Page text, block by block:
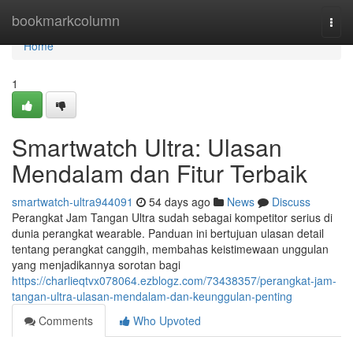
bookmarkcolumn
Home
Home
1
Smartwatch Ultra: Ulasan
Mendalam dan Fitur Terbaik
smartwatch-ultra944091 54 days ago News
Discuss
Perangkat Jam Tangan Ultra sudah sebagai kompetitor serius di
dunia perangkat wearable. Panduan ini bertujuan ulasan detail
tentang perangkat canggih, membahas keistimewaan unggulan
yang menjadikannya sorotan bagi
https://charlieqtvx078064.ezblogz.com/73438357/perangkat-jam-
tangan-ultra-ulasan-mendalam-dan-keunggulan-penting
Comments
Who Upvoted